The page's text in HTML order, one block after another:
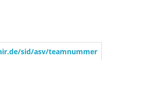
sid/asv/teamnummer